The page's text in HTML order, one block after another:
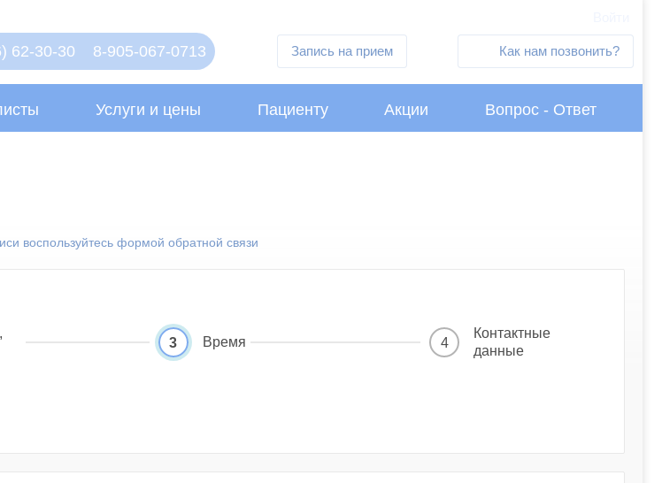
62-30-30 8-905-067-0713 Запись на прием Как нам позвонить?
Услуги и цены Пациенту Акции Вопрос - Ответ
воспользуйтесь формой обратной связи
3 Время 4
Контактные
данные